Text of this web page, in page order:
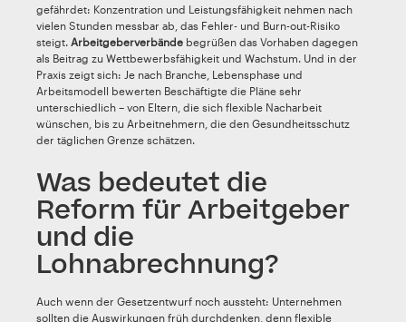
gefährdet: Konzentration und Leistungsfähigkeit nehmen nach
vielen Stunden messbar ab, das Fehler- und Burn-out-Risiko
steigt. Arbeitgeberverbände begrüßen das Vorhaben dagegen
als Beitrag zu Wettbewerbsfähigkeit und Wachstum. Und in der
Praxis zeigt sich: Je nach Branche, Lebensphase und
Arbeitsmodell bewerten Beschäftigte die Pläne sehr
unterschiedlich – von Eltern, die sich flexible Nacharbeit
wünschen, bis zu Arbeitnehmern, die den Gesundheitsschutz
der täglichen Grenze schätzen.
Was bedeutet die
Reform für Arbeitgeber
und die
Lohnabrechnung?
Auch wenn der Gesetzentwurf noch aussteht: Unternehmen
sollten die Auswirkungen früh durchdenken, denn flexible